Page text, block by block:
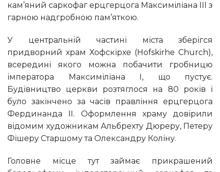
кам’яний саркофаг ерцгерцога Максиміліана ІІІ з
гарною надгробною пам’яткою.
У центральній частині міста зберігся
придворний храм Хофскірхе (Hofskirhe Church),
всередині якого можна побачити гробницю
імператора Максиміліана I, що пустує.
Будівництво церкви розтяглося на 80 років і
було закінчено за часів правління ерцгерцога
Фердинанда II. Оформлення храму довірили
відомим художникам Альбрехту Дюреру, Петеру
Фішеру Старшому та Олександру Коліну.
Головне місце тут займає прикрашений